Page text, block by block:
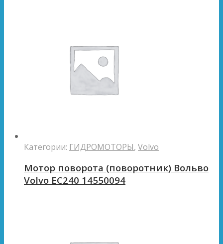
Категории: ГИДРОМОТОРЫ, Volvo
Мотор поворота (поворотник) Вольво
Volvo EC240 14550094